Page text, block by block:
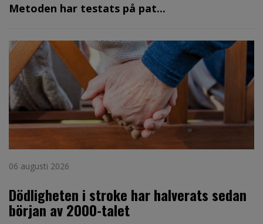
Metoden har testats på pat...
06 augusti 2026
Dödligheten i stroke har halverats sedan
början av 2000-talet